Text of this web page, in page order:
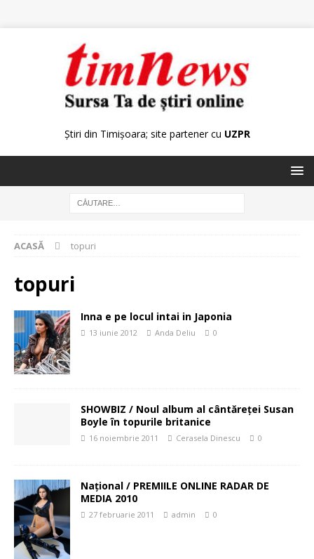
Știri din Timișoara; site partener cu UZPR
ACASĂ topuri
topuri
Inna e pe locul intai in Japonia
13 iunie 2012 Anda Deliu 0
SHOWBIZ / Noul album al cântăreţei Susan
Boyle în topurile britanice
16 noiembrie 2011 Cerasela Dinescu 0
Naţional / PREMIILE ONLINE RADAR DE
MEDIA 2010
27 februarie 2011 admin 0